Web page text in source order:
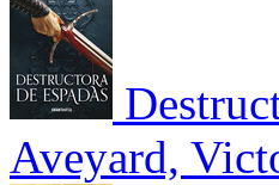
Aveyard,